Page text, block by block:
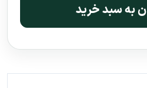
به سبد خرید